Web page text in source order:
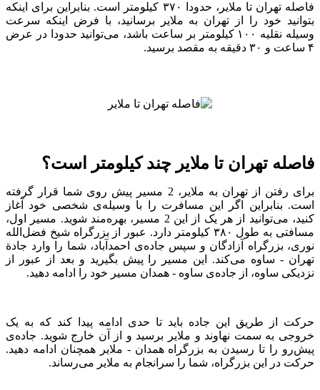
فاصله تهران تا ملایر، حدودا ۳۷۰ کیلو‌متر است. بنابراین برای اینکه
بتوانید خود را از تهران به ملایر برسانید، با فرض اینکه سرعت
وسیله نقلیه ۱۰۰ کیلو‌متر بر ساعت باشد، می‌توانید حدودا در عرض
۴ ساعت و ۳۰ دقیقه به مقصد برسید.
فاصله تهران تا ملایر چند کیلو‌متر است؟
برای رفتن از تهران به ملایر، 2 مسیر پیش روی شما قرار گرفته
است. بنابراین اگر این مسافرت را با وسیله‌ی شخصی خود آغاز
کنید، می‌توانید از هر یک از این 2 مسیر، بهره‌مند شوید. مسیر اول،
مسافتی به طول ۳۸۰ کیلو‌متر دارد. عبور از بزرگراه شیخ فضل‌الله
نور‌ی، بزرگراه آزادگان و سپس جاده‌ی احمد‌آباد، شما را وارد جادة
تهران - ساوه می‌کند. این مسیر را پیش بگیرید و بعد از عبور از
نزدیکی ساوه، از جاده‌ی ساوه - همدان مسیر خود را ادامه دهید.
حرکت از طریق این جاده باید تا حد‌ی ادامه پیدا کند که به یک
خروجی به سمت نهاوند و ملایر برسید و از آن خارج شوید. جاده‌ی
پیش‌رو را تا رسیدن به بزرگراه همدان - ملایر همچنان ادامه دهید.
حرکت در این بزرگراه، شما را سر‌انجام به ملایر می‌رساند.